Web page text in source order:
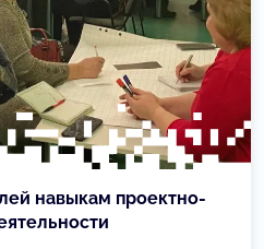
навыкам проектно-